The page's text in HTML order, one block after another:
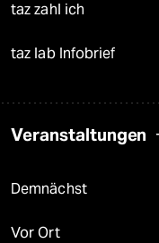
taz zahl ich
taz lab Infobrief
Veranstaltungen
Demnächst
Vor Ort